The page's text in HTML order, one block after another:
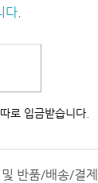
다.
로 입금받습니다.
반품/배송/결제